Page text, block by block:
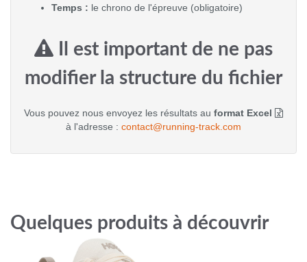
Temps : le chrono de l'épreuve (obligatoire)
Il est important de ne pas
modifier la structure du fichier
Vous pouvez nous envoyez les résultats au format Excel
à l'adresse : contact@running-track.com
Quelques produits à découvrir